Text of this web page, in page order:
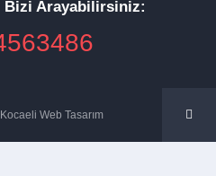
Bizi Arayabilirsiniz:
Kocaeli Web Tasarım